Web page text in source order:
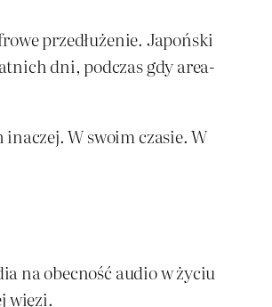
przedłużenie. Japoński
dni, podczas gdy area-
W swoim czasie. W
na obecność audio w życiu
więzi.